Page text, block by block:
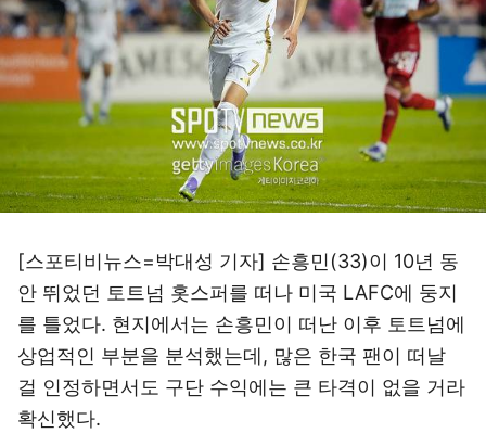
[스포티비뉴스=박대성 기자] 손흥민(33)이 10년 동
안 뛰었던 토트넘 홋스퍼를 떠나 미국 LAFC에 둥지
를 틀었다. 현지에서는 손흥민이 떠난 이후 토트넘에
상업적인 부분을 분석했는데, 많은 한국 팬이 떠날
걸 인정하면서도 구단 수익에는 큰 타격이 없을 거라
확신했다.